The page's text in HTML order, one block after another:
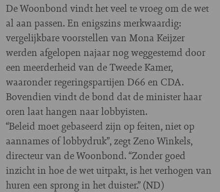
De Woonbond vindt het veel te vroeg om de wet
al aan passen. En enigszins merkwaardig:
vergelijkbare voorstellen van Mona Keijzer
werden afgelopen najaar nog weggestemd door
een meerderheid van de Tweede Kamer,
waaronder regeringspartijen D66 en CDA.
Bovendien vindt de bond dat de minister haar
oren laat hangen naar lobbyisten.
“Beleid moet gebaseerd zijn op feiten, niet op
aannames of lobbydruk”, zegt Zeno Winkels,
directeur van de Woonbond. “Zonder goed
inzicht in hoe de wet uitpakt, is het verhogen van
huren een sprong in het duister.” (ND)